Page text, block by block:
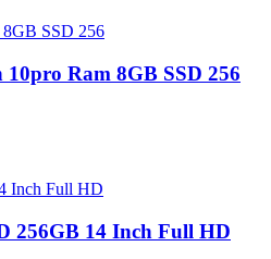
Ram 8GB SSD 256
256GB 14 Inch Full HD